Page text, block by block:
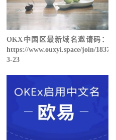
OKX中国区最新域名邀请码：
https://www.ouxyi.space/join/
3-23